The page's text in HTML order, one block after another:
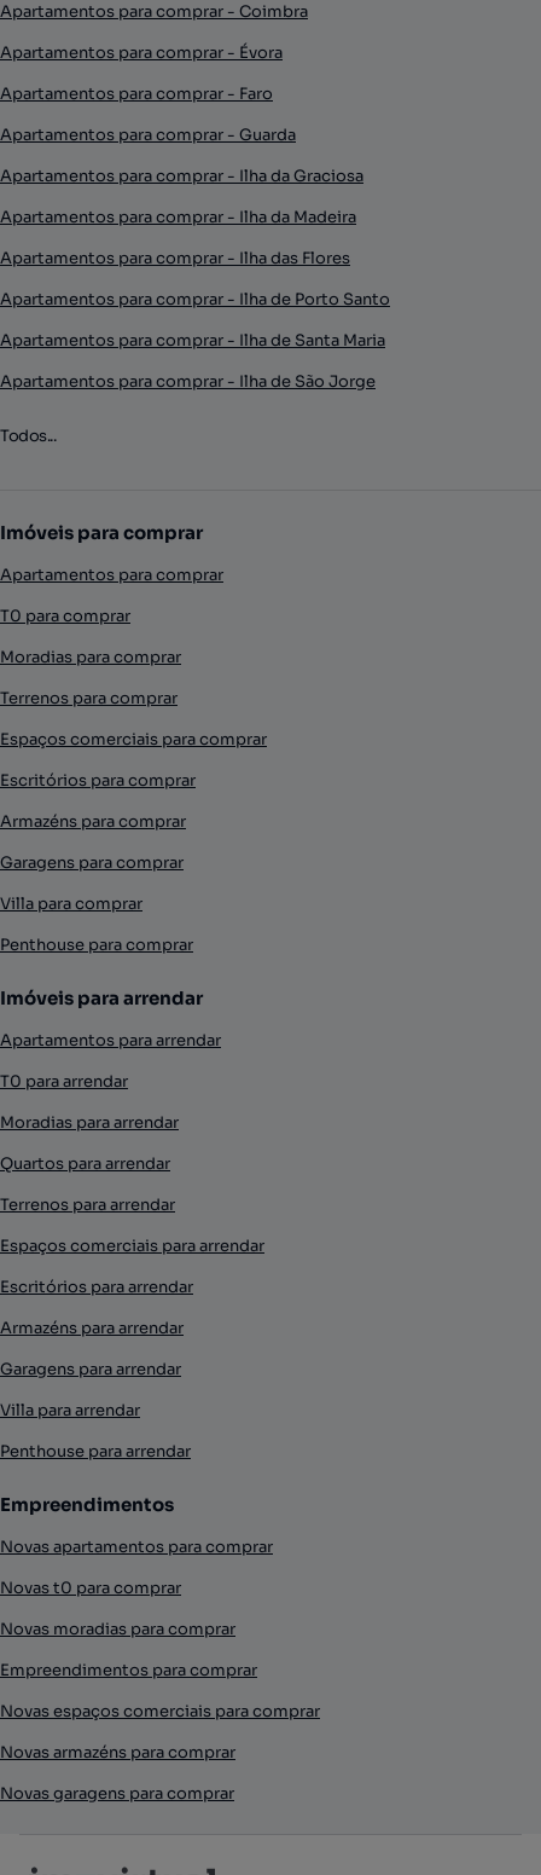
Apartamentos para comprar - Coimbra
Apartamentos para comprar - Évora
Apartamentos para comprar - Faro
Apartamentos para comprar - Guarda
Apartamentos para comprar - Ilha da Graciosa
Apartamentos para comprar - Ilha da Madeira
Apartamentos para comprar - Ilha das Flores
Apartamentos para comprar - Ilha de Porto Santo
Apartamentos para comprar - Ilha de Santa Maria
Apartamentos para comprar - Ilha de São Jorge
Todos...
Imóveis para comprar
Apartamentos para comprar
T0 para comprar
Moradias para comprar
Terrenos para comprar
Espaços comerciais para comprar
Escritórios para comprar
Armazéns para comprar
Garagens para comprar
Villa para comprar
Penthouse para comprar
Imóveis para arrendar
Apartamentos para arrendar
T0 para arrendar
Moradias para arrendar
Quartos para arrendar
Terrenos para arrendar
Espaços comerciais para arrendar
Escritórios para arrendar
Armazéns para arrendar
Garagens para arrendar
Villa para arrendar
Penthouse para arrendar
Empreendimentos
Novas apartamentos para comprar
Novas t0 para comprar
Novas moradias para comprar
Empreendimentos para comprar
Novas espaços comerciais para comprar
Novas armazéns para comprar
Novas garagens para comprar